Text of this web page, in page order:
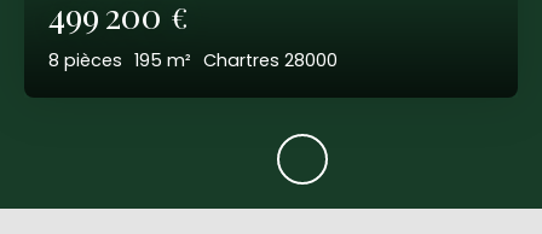
499 200 €
8 pièces 195 m² Chartres 28000